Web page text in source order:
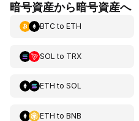
暗号資産から暗号資産へ
BTCto ETH
SOL to TRX
ETH to SOL
ETH to BNB